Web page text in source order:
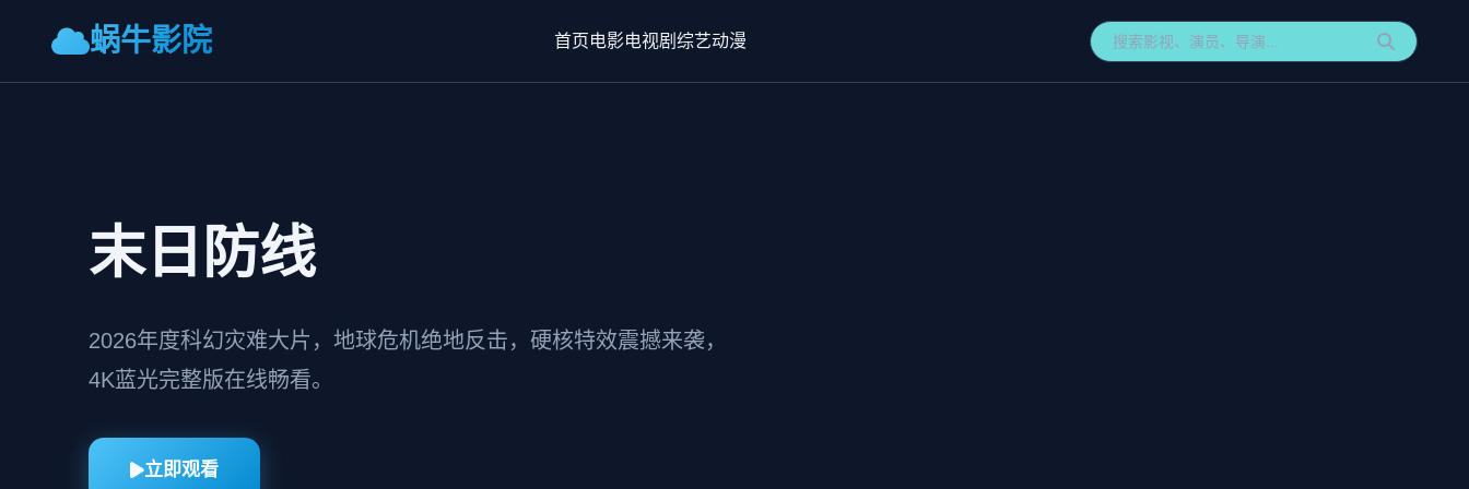
蜗牛影院 首页电影电视剧综艺动漫
末日防线
2026年度科幻灾难大片，地球危机绝地反击，硬核特效震撼来袭，
4K蓝光完整版在线畅看。
立即观看